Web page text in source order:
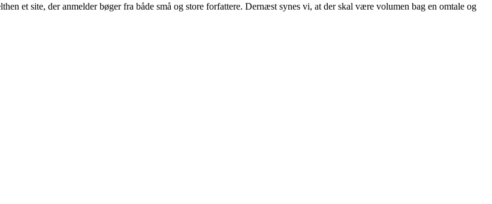
et site, der anmelder bøger fra både små og store forfattere. Dernæst synes vi, at der skal være volumen bag en omtale og